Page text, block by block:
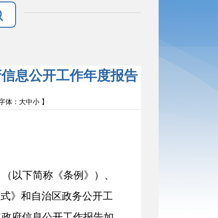
息公开工作年度报告
： 大中小 】
（ 以下简称《条例》 ） 、
》和自治区政务公开工